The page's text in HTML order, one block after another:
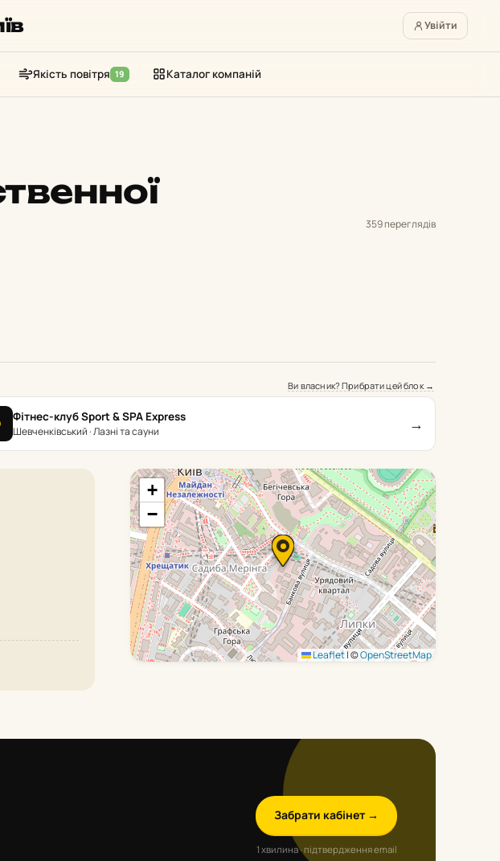
Увійти
Якість повітря 19 Каталог компаній
359 переглядів
Ви власник? Прибрати цей блок →
Фітнес-клуб Sport & SPA Express
Шевченківський · Лазні та сауни →
+
−
Leaflet|©OpenStreetMap
Забрати кабінет →
1 хвилина · підтвердження email